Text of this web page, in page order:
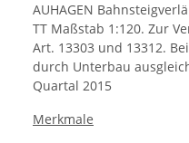
AUHAGEN
TT Maßstab 1:120. Zur
Art. 13303 und 13312.
durch Unterbau
Quartal 2015
Merkmale